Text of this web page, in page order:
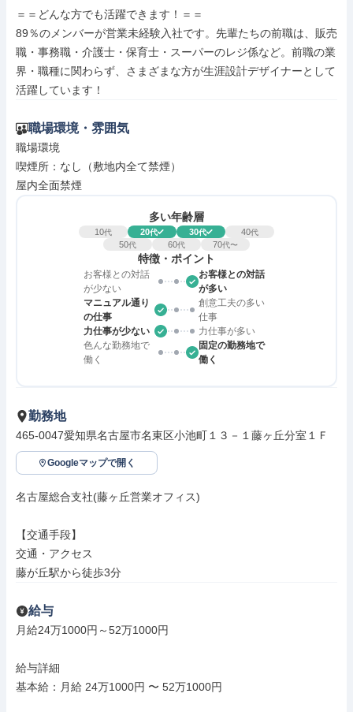
＝＝どんな方でも活躍できます！＝＝
89％のメンバーが営業未経験入社です。先輩たちの前職は、販売
職・事務職・介護士・保育士・スーパーのレジ係など。前職の業
界・職種に関わらず、さまざまな方が生涯設計デザイナーとして
活躍しています！
職場環境・雰囲気
職場環境
喫煙所：なし（敷地内全て禁煙）
屋内全面禁煙
多い年齢層
10代 20代 30代 40代
50代 60代 70代〜
特徴・ポイント
お客様との対話
が少ない
お客様との対話
が多い
マニュアル通り
の仕事
創意工夫の多い
仕事
力仕事が少ない
力仕事が多い
色んな勤務地で
働く
固定の勤務地で
働く
勤務地
465-0047愛知県名古屋市名東区小池町１３－１藤ヶ丘分室１Ｆ
Googleマップで開く
名古屋総合支社(藤ヶ丘営業オフィス)
【交通手段】
交通・アクセス
藤が丘駅から徒歩3分
給与
月給24万1000円～52万1000円
給与詳細
基本給：月給 24万1000円 〜 52万1000円